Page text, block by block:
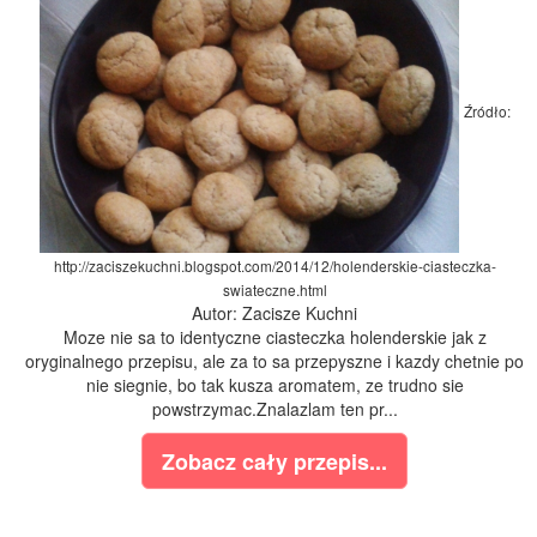
Źródło:
http://zaciszekuchni.blogspot.com/2014/12/holenderskie-ciasteczka-
swiateczne.html
Autor: Zacisze Kuchni
Moze nie sa to identyczne ciasteczka holenderskie jak z
oryginalnego przepisu, ale za to sa przepyszne i kazdy chetnie po
nie siegnie, bo tak kusza aromatem, ze trudno sie
powstrzymac.Znalazlam ten pr...
Zobacz cały przepis...